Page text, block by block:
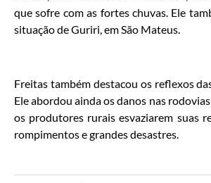
que sofre com as fortes chuvas. Ele
situação de Guriri, em São Mateus.
Freitas também destacou os reflexos
Ele abordou ainda os danos nas
os produtores rurais esvaziarem suas
rompimentos e grandes desastres.